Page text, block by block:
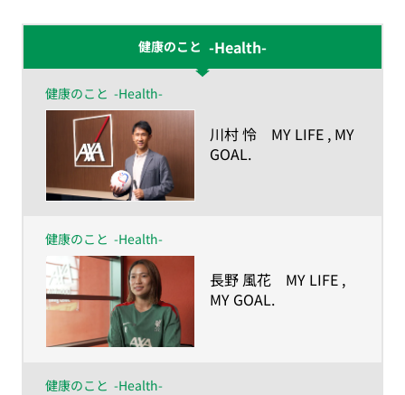
健康のこと -Health-
健康のこと -Health-
​川村 怜 MY LIFE , MY
GOAL.
健康のこと -Health-
​長野 風花 MY LIFE ,
MY GOAL.
健康のこと -Health-